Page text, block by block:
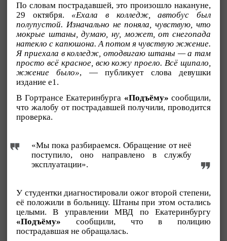
По словам пострадавшей, это произошло накануне,
29 октября. «Ехала в колледж, автобус был
полупустой. Изначально не поняла, чувствую, что
мокрые штаны, думаю, ну, может, от снегопада
натекло с капюшона. А потом я чувствую жжение.
Я приехала в колледж, отодвигаю штаны — а там
просто всё красное, всю кожу проело. Всё щипало,
жжение было», — публикует слова девушки
издание e1.
В Гортрансе Екатеринбурга «Подъёму» сообщили,
что жалобу от пострадавшей получили, проводится
проверка.
«Мы пока разбираемся. Обращение от неё
поступило, оно направлено в службу
эксплуатации».
У студентки диагностировали ожог второй степени,
её положили в больницу. Штаны при этом остались
целыми. В управлении МВД по Екатеринбургу
«Подъёму» сообщили, что в полицию
пострадавшая не обращалась.